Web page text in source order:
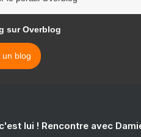
sur Overblog
un blog
lui ! Rencontre avec